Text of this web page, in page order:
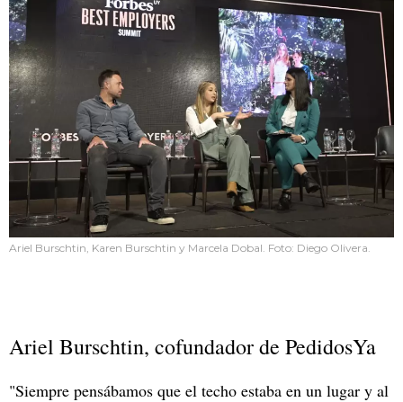
Ariel Burschtin, Karen Burschtin y Marcela Dobal. Foto: Diego Olivera.
Ariel Burschtin, cofundador de PedidosYa
"Siempre pensábamos que el techo estaba en un lugar y al